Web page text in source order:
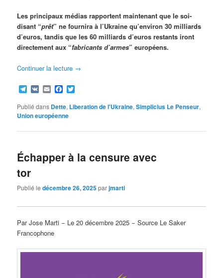
Les principaux médias rapportent maintenant que le soi-
disant “prêt” ne fournira à l’Ukraine qu’environ 30 milliards
d’euros, tandis que les 60 milliards d’euros restants iront
directement aux “fabricants d’armes” européens.
Continuer la lecture →
Telegram
VK EmailFacebook
Publié dans Dette, Liberation de l'Ukraine,Simplicius Le Penseur,
Union européenne
Échapper à la censure avec
tor
Publié ledécembre 26, 2025parjmarti
Par Jose Marti − Le 20 décembre 2025 − Source Le Saker
Francophone